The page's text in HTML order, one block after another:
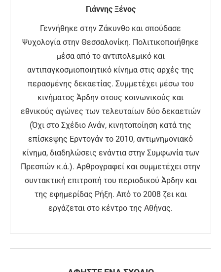
Γιάννης Ξένος
Γεννήθηκε στην Ζάκυνθο και σπούδασε
Ψυχολογία στην Θεσσαλονίκη. Πολιτικοποιήθηκε
μέσα από το αντιπολεμικό και
αντιπαγκοσμιοποιητικό κίνημα στις αρχές της
περασμένης δεκαετίας. Συμμετέχει μέσω του
κινήματος Άρδην στους κοινωνικούς και
εθνικούς αγώνες των τελευταίων δύο δεκαετιών
(Όχι στο Σχέδιο Ανάν, κινητοποίηση κατά της
επίσκεψης Ερντογάν το 2010, αντιμνημονιακό
κίνημα, διαδηλώσεις ενάντια στην Συμφωνία των
Πρεσπών κ.ά.). Αρθρογραφεί και συμμετέχει στην
συντακτική επιτροπή του περιοδικού Άρδην και
της εφημερίδας Ρήξη. Από το 2008 ζει και
εργάζεται στο κέντρο της Αθήνας.